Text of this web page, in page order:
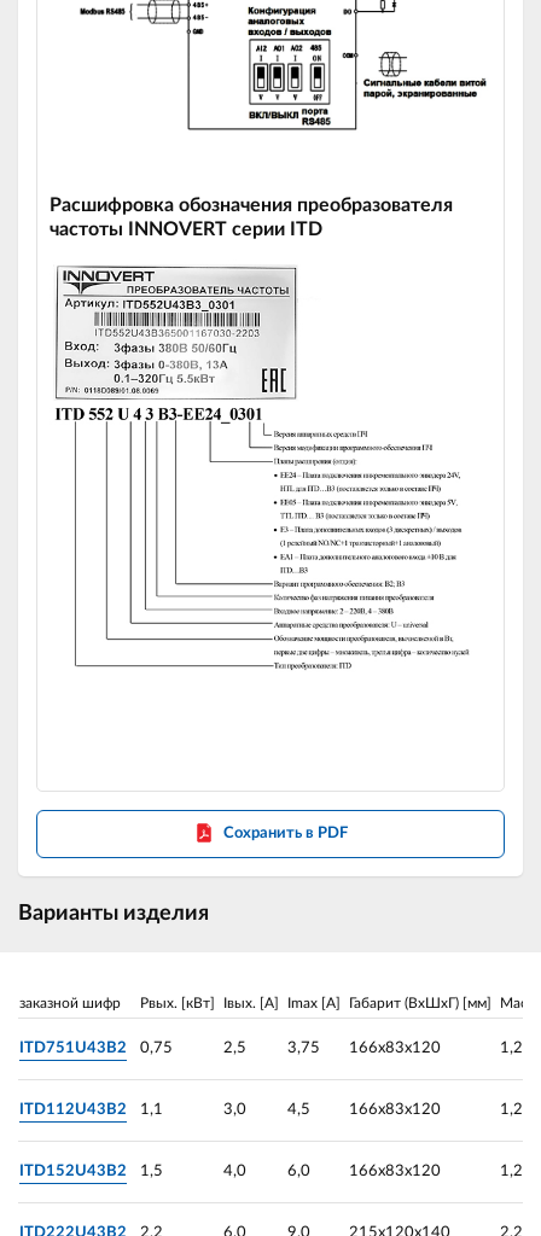
Расшифровка обозначения преобразователя
частоты INNOVERT серии ITD
Сохранить в PDF
Варианты изделия
заказной шифр Pвых. [кВт] Iвых. [A] Imax [A] Габарит (ВхШхГ) [мм]
ITD751U43B2 0,75 2,5 3,75 166х83х120 1,2
ITD112U43B2 1,1 3,0 4,5 166х83х120 1,2
ITD152U43B2 1,5 4,0 6,0 166х83х120 1,2
ITD222U43B2 2,2 6,0 9,0 215х120х140 2,25